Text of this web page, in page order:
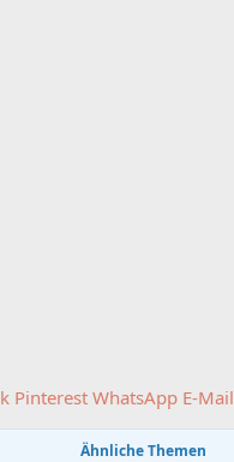
Pinterest WhatsApp E-Mail
Ähnliche Themen